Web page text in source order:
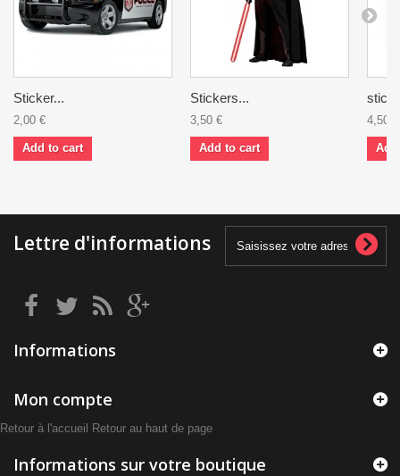
Sticker...
2,00 €
Add to cart
Stickers...
3,50 €
Add to cart
4,50 €
Lettre d'informations
Informations
Mon compte
Retour à l'accueil Retour au haut de page
Informations sur votre boutique